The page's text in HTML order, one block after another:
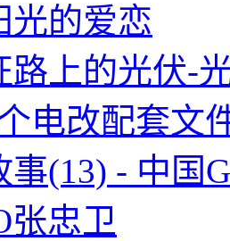
光的爱恋
路上的光伏-
电改配套文
事(13) - 中国
张忠卫